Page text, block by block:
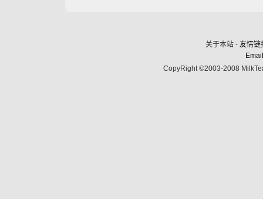
关于本站 - 友情链
CopyRight ©2003-2008